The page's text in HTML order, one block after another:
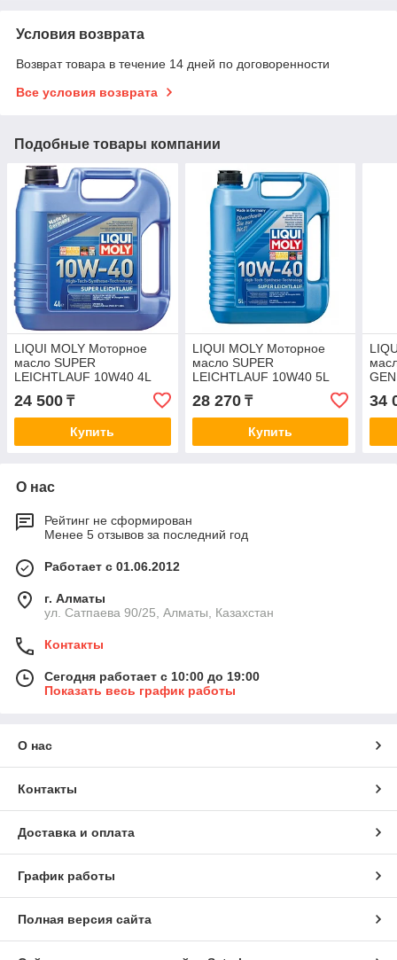
Условия возврата
Возврат товара в течение 14 дней по договоренности
Все условия возврата
Подобные товары компании
LIQUI MOLY Моторное
масло SUPER
LEICHTLAUF 10W40 4L
24 500 ₸
Купить
LIQUI MOLY Моторное
масло SUPER
LEICHTLAUF 10W40 5L
28 270₸
Купить
34
О нас
Рейтинг не сформирован
Менее 5 отзывов за последний год
Работает с 01.06.2012
г. Алматы
ул. Сатпаева 90/25, Алматы, Казахстан
Контакты
Сегодня работает с 10:00 до 19:00
Показать весь график работы
О нас
Контакты
Доставка и оплата
График работы
Полная версия сайта